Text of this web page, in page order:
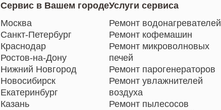
Сервис в Вашем городе
Москва
Санкт-Петербург
Краснодар
Ростов-на-Дону
Нижний Новгород
Новосибирск
Екатеринбург
Казань
Услуги сервиса
Ремонт водонагревателей
Ремонт кофемашин
Ремонт микроволновых
печей
Ремонт парогенераторов
Ремонт увлажнителей
воздуха
Ремонт пылесосов